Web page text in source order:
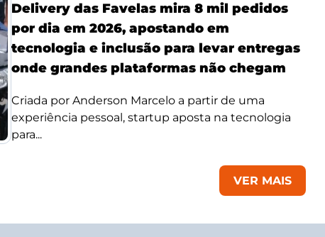
Delivery das Favelas mira 8 mil pedidos
por dia em 2026, apostando em
tecnologia e inclusão para levar entregas
onde grandes plataformas não chegam
Criada por Anderson Marcelo a partir de uma
experiência pessoal, startup aposta na tecnologia
para...
VER MAIS